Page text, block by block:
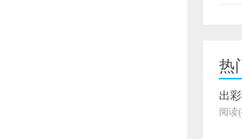
热
出
阅读